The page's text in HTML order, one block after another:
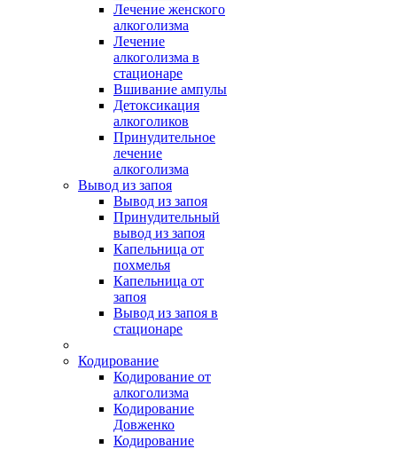
Лечение женского
алкоголизма
Лечение
алкоголизма в
стационаре
Вшивание ампулы
Детоксикация
алкоголиков
Принудительное
лечение
алкоголизма
Вывод из запоя
Вывод из запоя
Принудительный
вывод из запоя
Капельница от
похмелья
Капельница от
запоя
Вывод из запоя в
стационаре
Кодирование
Кодирование от
алкоголизма
Кодирование
Довженко
Кодирование